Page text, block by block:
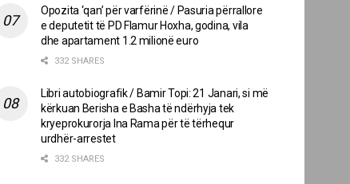
Opozita ‘qan’ për varfërinë / Pasuria përrallore
e deputetit të PD Flamur Hoxha, godina, vila
dhe apartament 1.2 milionë euro
332 SHARES
Libri autobiografik / Bamir Topi: 21 Janari, si më
kërkuan Berisha e Basha të ndërhyja tek
kryeprokurorja Ina Rama për të tërhequr
urdhër-arrestet
332 SHARES